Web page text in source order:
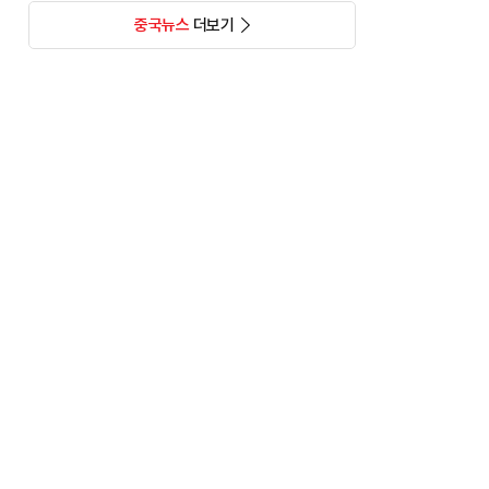
중국뉴스더보기